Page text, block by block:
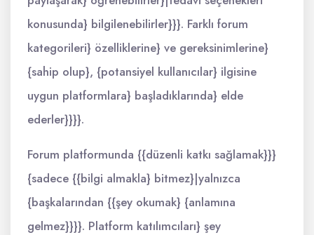
konusunda} bilgilenebilirler}}}. Farklı forum
kategorileri} özelliklerine} ve gereksinimlerine}
{sahip olup}, {potansiyel kullanıcılar} ilgisine
uygun platformlara} başladıklarında} elde
ederler}}}}.
Forum platformunda {{düzenli katkı sağlamak}}}
{sadece {{bilgi almakla} bitmez}|yalnızca
{başkalarından {{şey okumak} {anlamına
gelmez}}}}. Platform katılımcıları} şey